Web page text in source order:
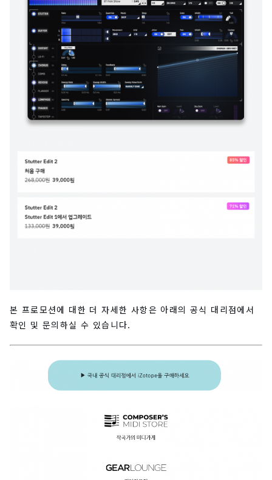
본 프로모션에 대한 더 자세한 사항은 아래의 공식 대리점에서
확인 및 문의하실 수 있습니다.